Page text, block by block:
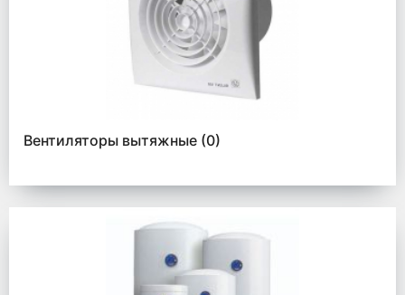
Вентиляторы вытяжные (0)